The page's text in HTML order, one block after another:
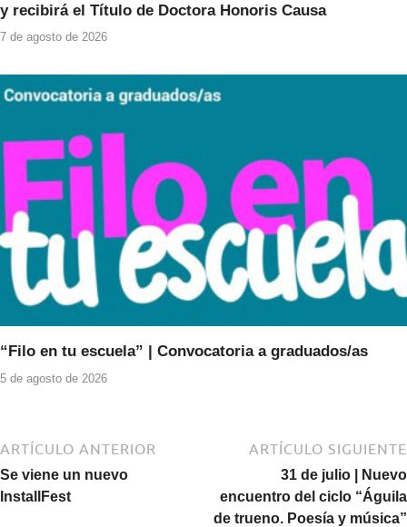
y recibirá el Título de Doctora Honoris Causa
7 de agosto de 2026
“Filo en tu escuela” | Convocatoria a graduados/as
5 de agosto de 2026
ARTÍCULO ANTERIOR
Se viene un nuevo
InstallFest
ARTÍCULO SIGUIENTE
31 de julio | Nuevo
encuentro del ciclo “Águila
de trueno. Poesía y música”